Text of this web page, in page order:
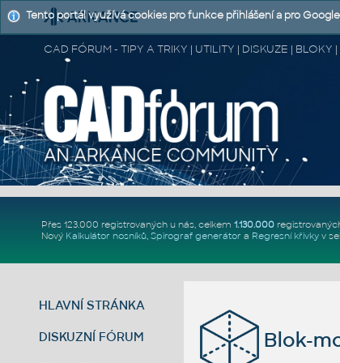
CAD FÓRUM - TIPY A TRIKY | UTILITY | DISKUZE |
Přes 123.000 registrovaných u nás, celkem 1.130.000
Nový Kalkulátor nosníků, Spirograf generátor a Regresní křivkyv
HLAVNÍ STRÁNKA
DISKUZNÍ FÓRUM Blok-
Tento portál využívá cookies pro funkce přihlášení a pro